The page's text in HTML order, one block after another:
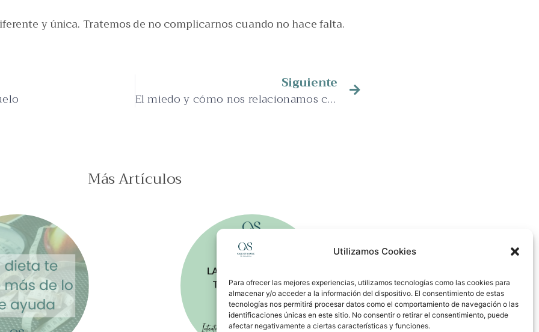
Utilizamos Cookies
Para ofrecer las mejores experiencias, utilizamos tecnologías como las cookies para
almacenar y/o acceder a la información del dispositivo. El consentimiento de estas
tecnologías nos permitirá procesar datos como el comportamiento de navegación o las
identificaciones únicas en este sitio. No consentir o retirar el consentimiento, puede
afectar negativamente a ciertas características y funciones.
y única. Tratemos de no complicarnos cuando no hace falta.
Siguiente
El miedo y cómo nos relacionamos con él
Más Artículos